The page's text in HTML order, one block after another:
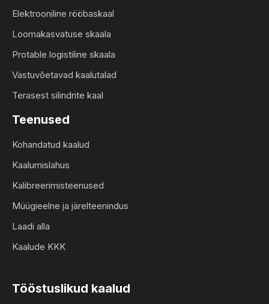
Elektrooniline rööbaskaal
Loomakasvatuse skaala
Protable logistiline skaala
Vastuvõetavad kaalutalad
Terasest silindrite kaal
Teenused
Kohandatud kaalud
Kaalumislahus
Kalibreerimisteenused
Müügieelne ja järelteenindus
Laadi alla
Kaalude KKK
Tööstuslikud kaalud